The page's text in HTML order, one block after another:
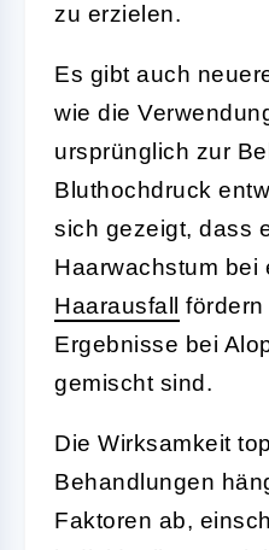
zu erzielen.
Es gibt auch
wie die
ursprünglich zur
Bluthochdruck
sich gezeigt, dass
Haarwachstum bei
Haarausfall
Ergebnisse bei
gemischt sind.
Die Wirksamkeit
Behandlungen
Faktoren ab,